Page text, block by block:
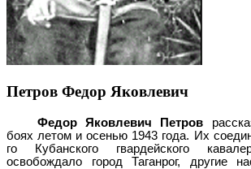
Петров Федор Яковлевич
Федор Яковлевич Петров
боях летом и осенью 1943 года. Их
го Кубанского гвардейского
освобождало город Таганрог, другие